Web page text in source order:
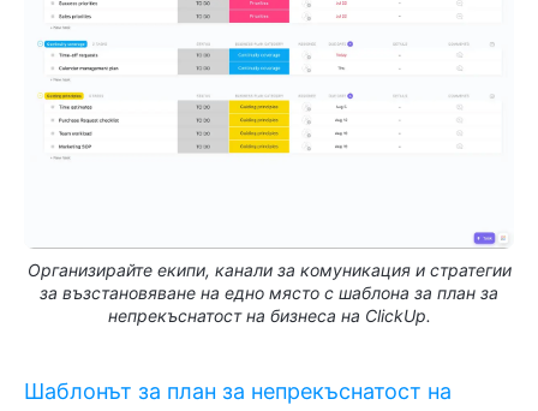
Организирайте екипи, канали за комуникация и стратегии
за възстановяване на едно място с шаблона за план за
непрекъснатост на бизнеса на ClickUp.
Шаблонът за план за непрекъснатост на